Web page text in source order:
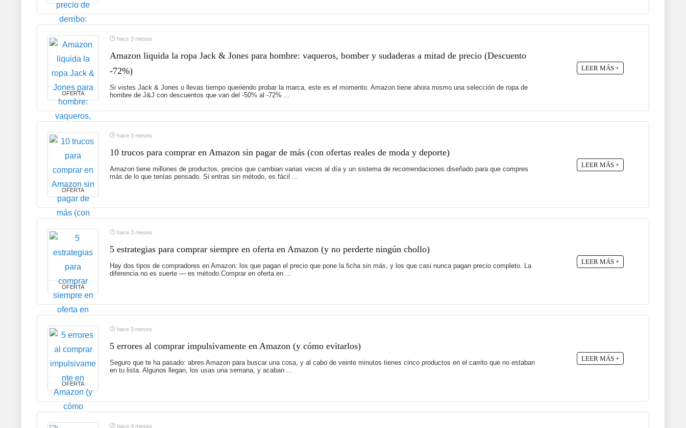
OFERTA
hace 3 meses
Amazon liquida la ropa Jack & Jones para hombre: vaqueros, bomber y sudaderas a mitad de precio (Descuento
-72%)
Si vistes Jack & Jones o llevas tiempo queriendo probar la marca, este es el momento. Amazon tiene ahora mismo una selección de ropa de
hombre de J&J con descuentos que van del -50% al -72% ...
LEER MÁS +
OFERTA
hace 3 meses
10 trucos para comprar en Amazon sin pagar de más (con ofertas reales de moda y deporte)
Amazon tiene millones de productos, precios que cambian varias veces al día y un sistema de recomendaciones diseñado para que compres
más de lo que tenías pensado. Si entras sin método, es fácil ...
LEER MÁS +
OFERTA
hace 3 meses
5 estrategias para comprar siempre en oferta en Amazon (y no perderte ningún chollo)
Hay dos tipos de compradores en Amazon: los que pagan el precio que pone la ficha sin más, y los que casi nunca pagan precio completo. La
diferencia no es suerte — es método.Comprar en oferta en ...
LEER MÁS +
OFERTA
hace 3 meses
5 errores al comprar impulsivamente en Amazon (y cómo evitarlos)
Seguro que te ha pasado: abres Amazon para buscar una cosa, y al cabo de veinte minutos tienes cinco productos en el carrito que no estaban
en tu lista. Algunos llegan, los usas una semana, y acaban ...
LEER MÁS +
hace 4 meses